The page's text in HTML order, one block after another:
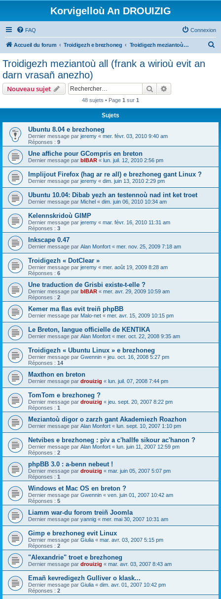
Korvigelloù An DROUIZIG
FAQ Connexion
Accueil du forum Troidigezh e brezhoneg Troidigezh meziantoù all (frank a wirioù evit an darn vrasañ anezho)
Troidigezh meziantoù all (frank a wirioù evit an
darn vrasañ anezho)
Nouveau sujet Rechercher
48 sujets • Page 1 sur 1
Sujets
Ubuntu 8.04 e brezhoneg
Dernier message par jeremy « mer. févr. 03, 2010 9:40 am
Réponses : 9
Une affiche pour GCompris en breton
Dernier message par bIBAR « lun. juil. 12, 2010 2:56 pm
Implijout Firefox (hag ar re all) e brezhoneg gant Linux ?
Dernier message par jeremy « dim. juin 13, 2010 2:29 pm
Ubuntu 10.04: Dibab yezh an testennoù nad int ket troet
Dernier message par Michel « dim. juin 06, 2010 10:34 am
Kelennskridoù GIMP
Dernier message par jeremy « mar. févr. 16, 2010 11:31 am
Réponses : 3
Inkscape 0.47
Dernier message par Alan Monfort « mer. nov. 25, 2009 7:18 am
Troidigezh « DotClear »
Dernier message par jeremy « mer. août 19, 2009 8:28 am
Réponses : 6
Une traduction de Grisbi existe-t-elle ?
Dernier message par bIBAR « mer. avr. 29, 2009 10:59 am
Réponses : 2
Kemer ma flas evit treiñ phpBB
Dernier message par Malo-net « mer. avr. 15, 2009 10:15 pm
Le Breton, langue officielle de KENTIKA
Dernier message par Alan Monfort « mer. oct. 22, 2008 9:35 am
Troidigezh « Ubuntu Linux » e brezhoneg
Dernier message par Gwennin « jeu. oct. 16, 2008 5:27 pm
Réponses : 14
Maxthon en breton
Dernier message par drouizig « lun. juil. 07, 2008 7:44 pm
TomTom e brezhoneg ?
Dernier message par drouizig « jeu. sept. 20, 2007 8:22 pm
Réponses : 1
Meziantoù digor o zarzh gant Akademiezh Roazhon
Dernier message par Alan Monfort « lun. sept. 10, 2007 1:10 pm
Netvibes e brezhoneg : piv a c'hallfe sikour ac'hanon ?
Dernier message par Alan Monfort « lun. juin 11, 2007 12:59 pm
Réponses : 2
phpBB 3.0 : a-benn nebeut !
Dernier message par drouizig « mar. juin 05, 2007 5:07 pm
Réponses : 1
Windows et Mac OS en breton ?
Dernier message par Gwennin « ven. juin 01, 2007 10:42 am
Réponses : 5
Liamm war-du forom treiñ Joomla
Dernier message par yannig « mer. mai 30, 2007 10:31 am
Gimp e brezhoneg evit Linux
Dernier message par Giulia « mar. avr. 03, 2007 5:15 pm
Réponses : 2
"Alexandrie" troet e brezhoneg
Dernier message par drouizig « mar. avr. 03, 2007 8:43 am
Emañ kevredigezh Gulliver o klask...
Dernier message par Giulia « dim. avr. 01, 2007 10:42 pm
Réponses : 2